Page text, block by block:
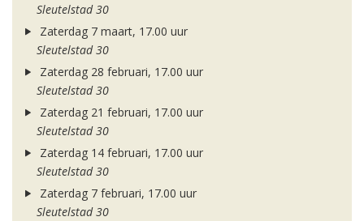
Sleutelstad 30
Zaterdag 7 maart, 17.00 uur
Sleutelstad 30
Zaterdag 28 februari, 17.00 uur
Sleutelstad 30
Zaterdag 21 februari, 17.00 uur
Sleutelstad 30
Zaterdag 14 februari, 17.00 uur
Sleutelstad 30
Zaterdag 7 februari, 17.00 uur
Sleutelstad 30